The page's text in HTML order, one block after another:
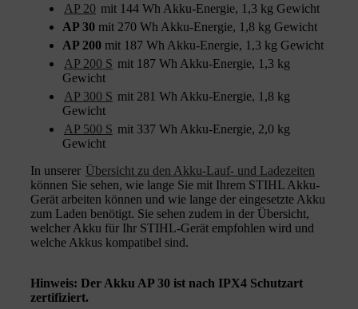
AP 20 mit 144 Wh Akku-Energie, 1,3 kg Gewicht
AP 30 mit 270 Wh Akku-Energie, 1,8 kg Gewicht
AP 200 mit 187 Wh Akku-Energie, 1,3 kg Gewicht
AP 200 S mit 187 Wh Akku-Energie, 1,3 kg
Gewicht
AP 300 S mit 281 Wh Akku-Energie, 1,8 kg
Gewicht
AP 500 S mit 337 Wh Akku-Energie, 2,0 kg
Gewicht
In unserer Übersicht zu den Akku-Lauf- und Ladezeiten
können Sie sehen, wie lange Sie mit Ihrem STIHL Akku-
Gerät arbeiten können und wie lange der eingesetzte Akku
zum Laden benötigt. Sie sehen zudem in der Übersicht,
welcher Akku für Ihr STIHL-Gerät empfohlen wird und
welche Akkus kompatibel sind.
Hinweis: Der Akku AP 30 ist nach IPX4 Schutzart
zertifiziert.